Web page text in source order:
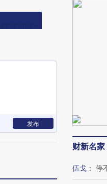
发布
财新名家
伍戈 ： 停